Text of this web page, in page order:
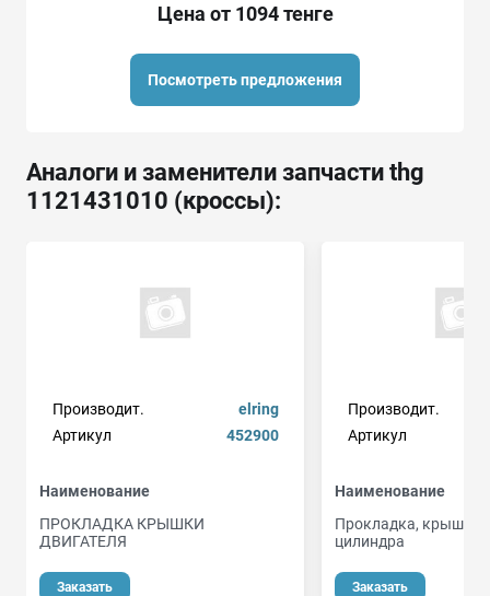
Цена от 1094 тенге
Посмотреть предложения
Аналоги и заменители запчасти thg
1121431010 (кроссы):
Производит.
elring
Артикул
452900
Наименование
ПРОКЛАДКА КРЫШКИ
ДВИГАТЕЛЯ
Заказать
Производит.
Артикул
Наименование
Прокладка, крышка
цилиндра
Заказать